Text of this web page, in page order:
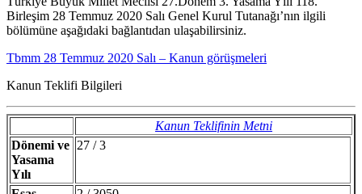
Birleşim 28 Temmuz 2020 Salı Genel Kurul Tutanağı’nın ilgili
bölümüne aşağıdaki bağlantıdan ulaşabilirsiniz.
Tbmm 28 Temmuz 2020 Salı – Kanun görüşmeleri
Kanun Teklifi Bilgileri
Kanun Teklifinin Metni
Dönemi ve
Yasama
Yılı
27 / 3